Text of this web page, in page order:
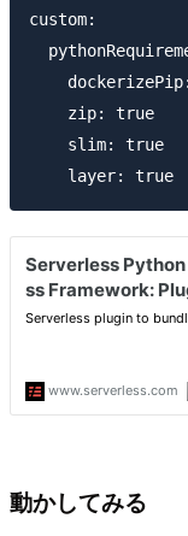
custom:
    zip: true
    slim: true
動かしてみる